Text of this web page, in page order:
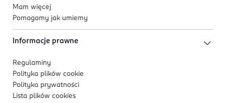
Mam więcej
Pomagamy jak umiemy
Informacje prawne
Regulaminy
Polityka plików cookie
Polityka prywatności
Lista plików cookies